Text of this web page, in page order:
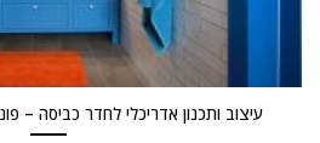
עיצוב ותכנון אדריכלי לחדר כביסה –